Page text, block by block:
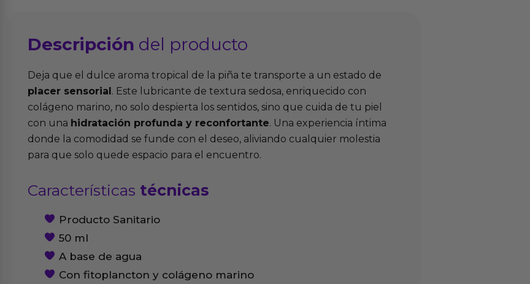
Descripción del producto
Deja que el dulce aroma tropical de la piña te transporte a un estado de
placer sensorial. Este lubricante de textura sedosa, enriquecido con
colágeno marino, no solo despierta los sentidos, sino que cuida de tu piel
con una hidratación profunda y reconfortante. Una experiencia íntima
donde la comodidad se funde con el deseo, aliviando cualquier molestia
para que solo quede espacio para el encuentro.
Características técnicas
Producto Sanitario
50 ml
A base de agua
Con fitoplancton y colágeno marino